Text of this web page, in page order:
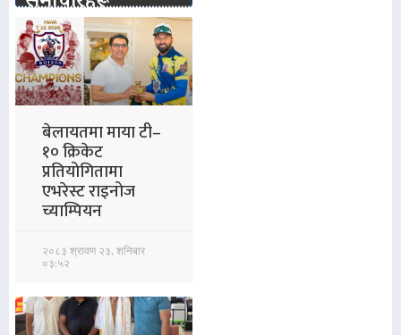
बेलायतमा माया टी–
१० क्रिकेट
प्रतियोगितामा
एभरेस्ट राइनोज
च्याम्पियन
२०८३ श्रावण २३, शनिबार
०३:५२